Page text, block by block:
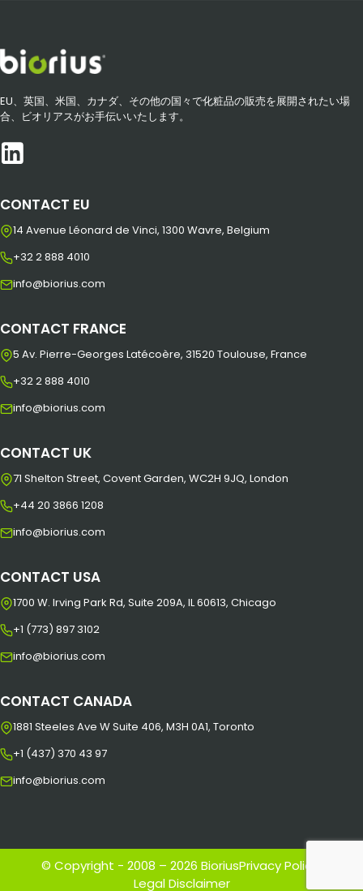
EU、英国、米国、カナダ、その他の国々で化粧品の販売を展開されたい場
合、ビオリアスがお手伝いいたします。
CONTACT EU
14 Avenue Léonard de Vinci, 1300 Wavre, Belgium
+32 2 888 4010
info@biorius.com
CONTACT FRANCE
5 Av. Pierre-Georges Latécoère, 31520 Toulouse, France
+32 2 888 4010
info@biorius.com
CONTACT UK
71 Shelton Street, Covent Garden, WC2H 9JQ, London
+44 20 3866 1208
info@biorius.com
CONTACT USA
1700 W. Irving Park Rd, Suite 209A, IL 60613, Chicago
+1 (773) 897 3102
info@biorius.com
CONTACT CANADA
1881 Steeles Ave W Suite 406, M3H 0A1, Toronto
+1 (437) 370 43 97
info@biorius.com
© Copyright - 2008 – 2026 BioriusPrivacy Policy
Legal Disclaimer